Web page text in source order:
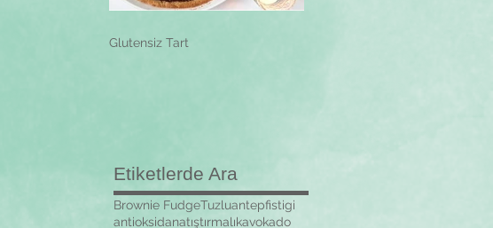
Glutensiz Tart
Etiketlerde Ara
Brownie FudgeTuzluantepfistigi
antioksidanatıştırmalıkavokado